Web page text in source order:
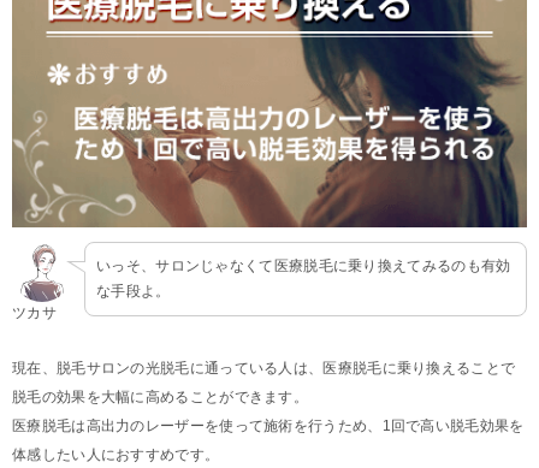
ツカサ
いっそ、サロンじゃなくて医療脱毛に乗り換えてみるのも有効
な手段よ。
現在、脱毛サロンの光脱毛に通っている人は、医療脱毛に乗り換えることで
脱毛の効果を大幅に高めることができます。
医療脱毛は高出力のレーザーを使って施術を行うため、1回で高い脱毛効果を
体感したい人におすすめです。